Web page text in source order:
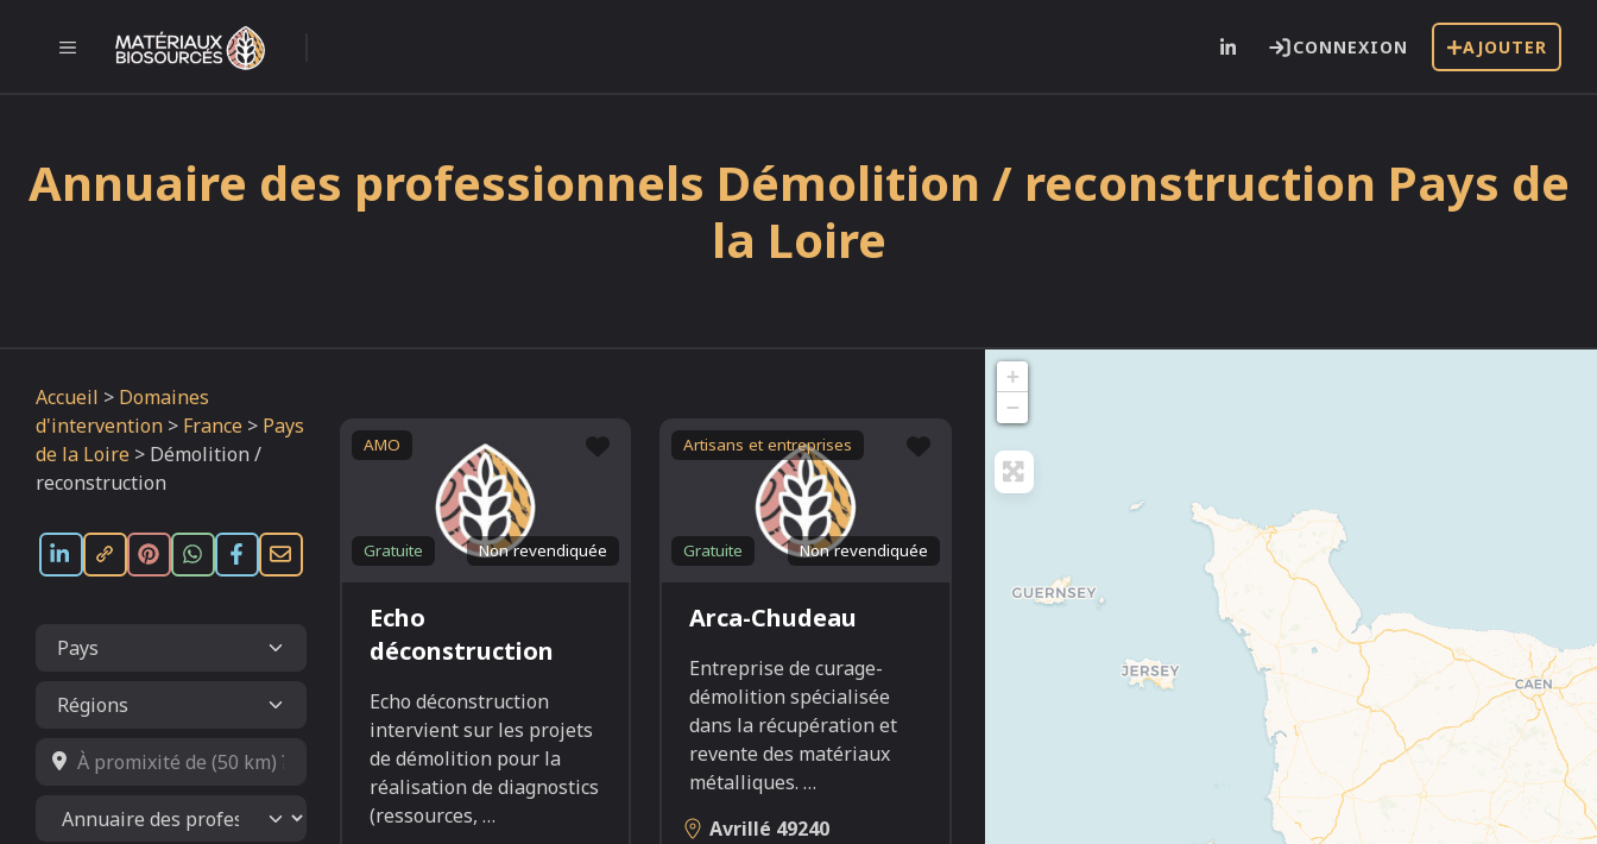
MENU CONNEXION AJOUTER
Annuaire des professionnels Démolition / reconstruction Pays de
la Loire
Accueil > Domaines
d'intervention > France > Pays
de la Loire > Démolition /
reconstruction
À promixité de (50 km) ?
Select search type
Favori
AMO
Non revendiquée
Gratuite
Echo
déconstruction
Echo déconstruction
intervient sur les projets
de démolition pour la
réalisation de diagnostics
(ressources, …
Favori
Artisans et entreprises
Non revendiquée
Gratuite
Arca-Chudeau
Entreprise de curage-
démolition spécialisée
dans la récupération et
revente des matériaux
métalliques.…
Avrillé 49240
+
−